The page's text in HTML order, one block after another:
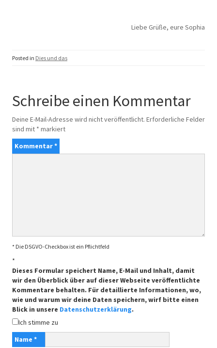
Liebe Grüße, eure Sophia
Posted in Dies und das
Schreibe einen Kommentar
Deine E-Mail-Adresse wird nicht veröffentlicht. Erforderliche Felder
sind mit * markiert
Kommentar*
* Die DSGVO-Checkbox ist ein Pflichtfeld
*
Dieses Formular speichert Name, E-Mail und Inhalt, damit
wir den Überblick über auf dieser Webseite veröffentlichte
Kommentare behalten. Für detaillierte Informationen, wo,
wie und warum wir deine Daten speichern, wirf bitte einen
Blick in unsere Datenschutzerklärung.
Ich stimme zu
Name *